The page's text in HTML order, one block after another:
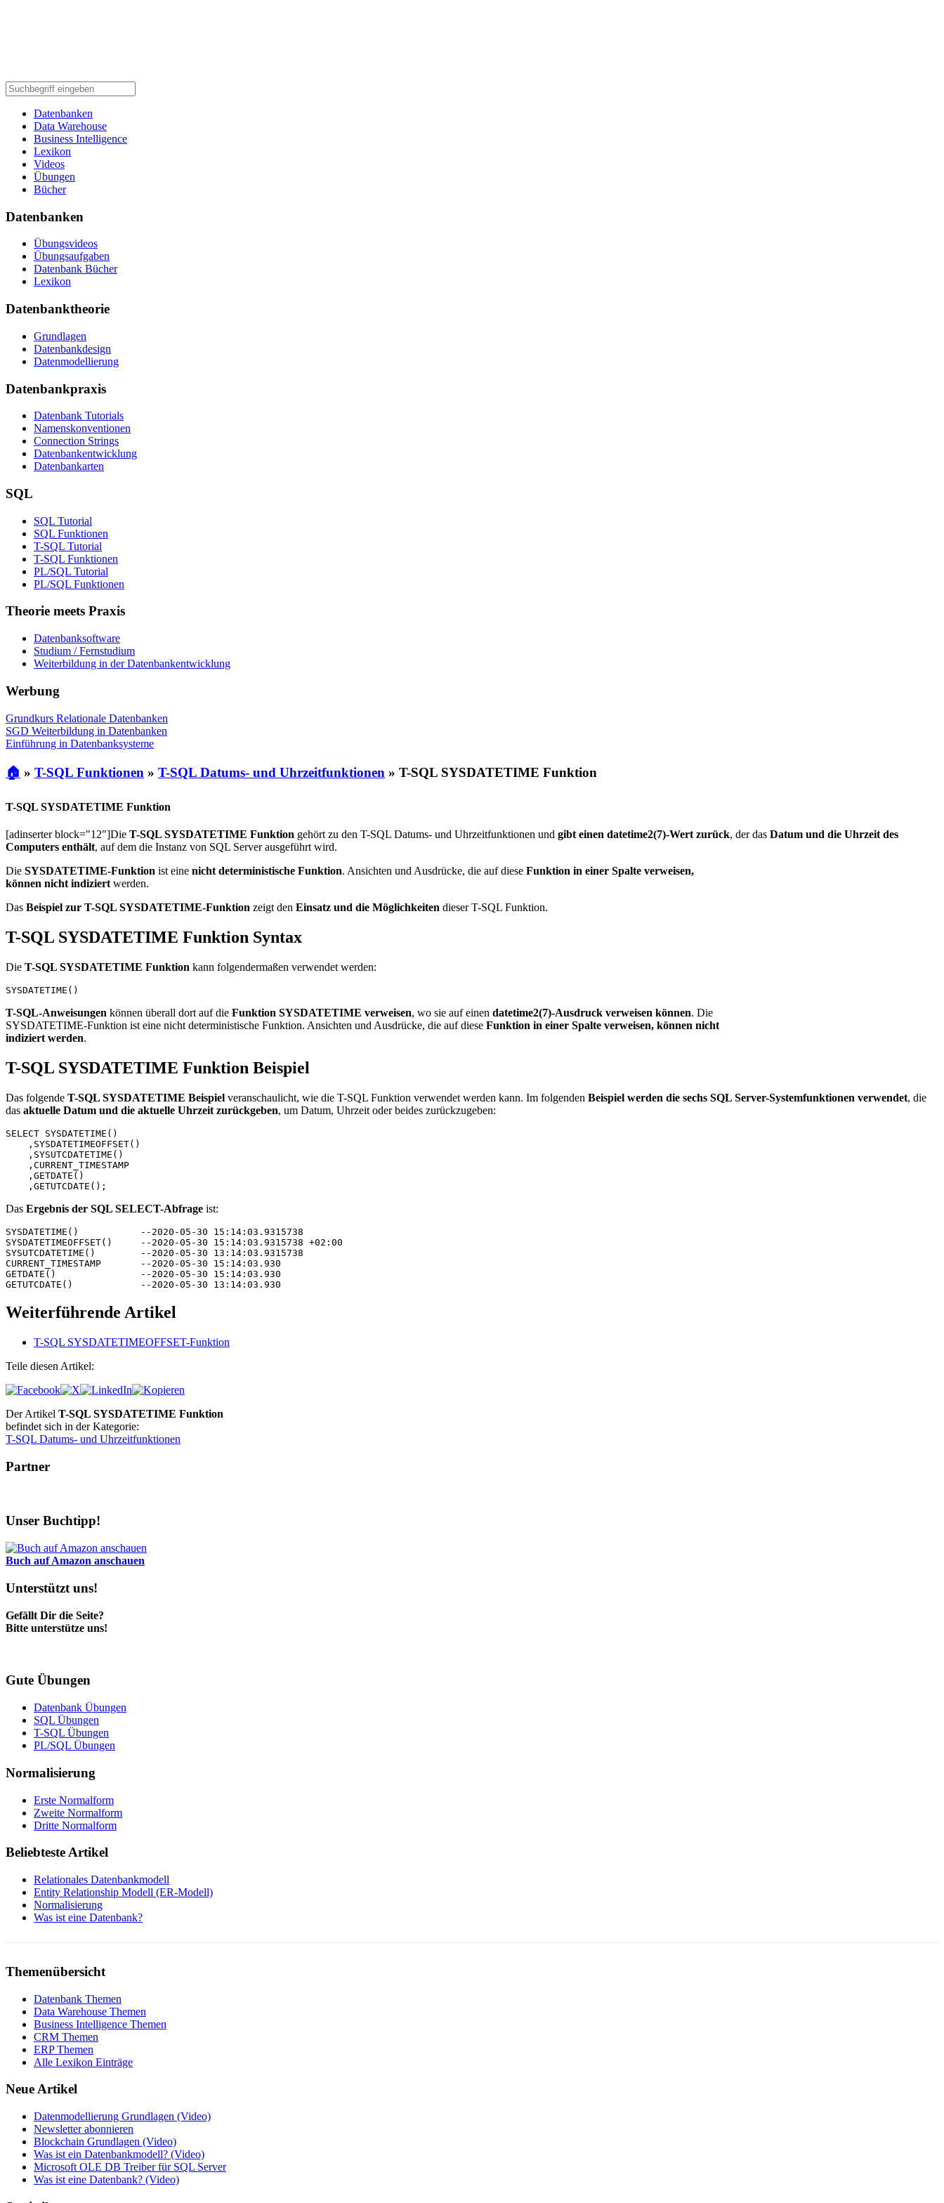
Datenbanken
Data Warehouse
Business Intelligence
Lexikon
Videos
Übungen
Bücher
Datenbanken
Übungsvideos
Übungsaufgaben
Datenbank Bücher
Lexikon
Datenbanktheorie
Grundlagen
Datenbankdesign
Datenmodellierung
Datenbankpraxis
Datenbank Tutorials
Namenskonventionen
Connection Strings
Datenbankentwicklung
Datenbankarten
SQL
SQL Tutorial
SQL Funktionen
T-SQL Tutorial
T-SQL Funktionen
PL/SQL Tutorial
PL/SQL Funktionen
Theorie meets Praxis
Datenbanksoftware
Studium / Fernstudium
Weiterbildung in der Datenbankentwicklung
Werbung
Grundkurs Relationale Datenbanken
SGD Weiterbildung in Datenbanken
Einführung in Datenbanksysteme
🏠 » T-SQL Funktionen » T-SQL Datums- und Uhrzeitfunktionen » T-SQL SYSDATETIME Funktion
T-SQL SYSDATETIME Funktion
[adinserter block="12"]Die T-SQL SYSDATETIME Funktion gehört zu den T-SQL Datums- und Uhrzeitfunktionen und gibt einen datetime2(7)-Wert zurück, der das Datum und die Uhrzeit des
Computers enthält, auf dem die Instanz von SQL Server ausgeführt wird.
Die SYSDATETIME-Funktion ist eine nicht deterministische Funktion. Ansichten und Ausdrücke, die auf diese Funktion in einer Spalte verweisen,
können nicht indiziert werden.
Das Beispiel zur T-SQL SYSDATETIME-Funktion zeigt den Einsatz und die Möglichkeiten dieser T-SQL Funktion.
T-SQL SYSDATETIME Funktion Syntax
Die T-SQL SYSDATETIME Funktion kann folgendermaßen verwendet werden:
SYSDATETIME()
T-SQL-Anweisungen können überall dort auf die Funktion SYSDATETIME verweisen, wo sie auf einen datetime2(7)-Ausdruck verweisen können. Die
SYSDATETIME-Funktion ist eine nicht deterministische Funktion. Ansichten und Ausdrücke, die auf diese Funktion in einer Spalte verweisen, können nicht
indiziert werden.
T-SQL SYSDATETIME Funktion Beispiel
Das folgende T-SQL SYSDATETIME Beispiel veranschaulicht, wie die T-SQL Funktion verwendet werden kann. Im folgenden Beispiel werden die sechs SQL Server-Systemfunktionen verwendet, die
das aktuelle Datum und die aktuelle Uhrzeit zurückgeben, um Datum, Uhrzeit oder beides zurückzugeben:
SELECT SYSDATETIME()
    ,SYSDATETIMEOFFSET()
    ,SYSUTCDATETIME()
    ,CURRENT_TIMESTAMP
    ,GETDATE()
Das Ergebnis der SQL SELECT-Abfrage ist:
SYSDATETIME()		--2020-05-30 15:14:03.9315738
SYSDATETIMEOFFSET()	--2020-05-30 15:14:03.9315738 +02:00
SYSUTCDATETIME()	--2020-05-30 13:14:03.9315738
CURRENT_TIMESTAMP	--2020-05-30 15:14:03.930
GETDATE()		--2020-05-30 15:14:03.930
Weiterführende Artikel
T-SQL SYSDATETIMEOFFSET-Funktion
Teile diesen Artikel:
Der Artikel T-SQL SYSDATETIME Funktion
befindet sich in der Kategorie:
T-SQL Datums- und Uhrzeitfunktionen
Partner
Unser Buchtipp!
Buch auf Amazon anschauen
Unterstützt uns!
Gefällt Dir die Seite?
Bitte unterstütze uns!
Gute Übungen
Datenbank Übungen
SQL Übungen
T-SQL Übungen
PL/SQL Übungen
Normalisierung
Erste Normalform
Zweite Normalform
Dritte Normalform
Beliebteste Artikel
Relationales Datenbankmodell
Entity Relationship Modell (ER-Modell)
Normalisierung
Was ist eine Datenbank?
Themenübersicht
Datenbank Themen
Data Warehouse Themen
Business Intelligence Themen
CRM Themen
ERP Themen
Alle Lexikon Einträge
Neue Artikel
Datenmodellierung Grundlagen (Video)
Newsletter abonnieren
Blockchain Grundlagen (Video)
Was ist ein Datenbankmodell? (Video)
Microsoft OLE DB Treiber für SQL Server
Was ist eine Datenbank? (Video)